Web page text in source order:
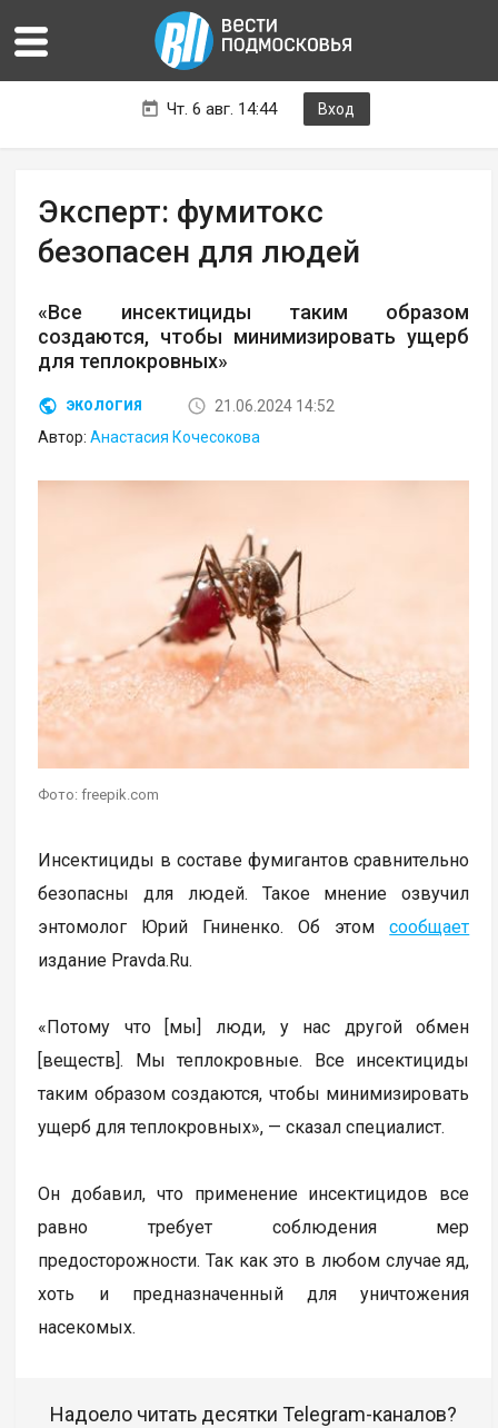
Чт. 6 авг. 14:44 Вход
Эксперт: фумитокс
безопасен для людей
«Все инсектициды таким образом
создаются, чтобы минимизировать ущерб
для теплокровных»
ЭКОЛОГИЯ
21.06.2024 14:52
Автор:Анастасия Кочесокова
Фото: freepik.com
Инсектициды в составе фумигантов сравнительно
безопасны для людей. Такое мнение озвучил
энтомолог Юрий Гниненко. Об этомсообщает
издание Pravda.Ru.
«Потому что [мы] люди, у нас другой обмен
[веществ]. Мы теплокровные. Все инсектициды
таким образом создаются, чтобы минимизировать
ущерб для теплокровных», — сказал специалист.
Он добавил, что применение инсектицидов все
равно требует соблюдения мер
предосторожности. Так как это в любом случае яд,
хоть и предназначенный для уничтожения
насекомых.
Надоело читать десятки Telegram-каналов?